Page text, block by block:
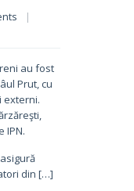
|
au fost
Prut, cu
externi.
IPN.
din […]